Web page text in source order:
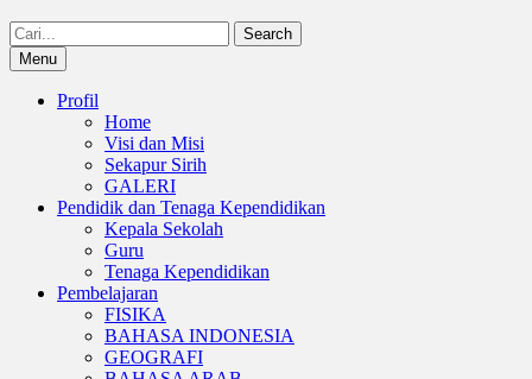
Search
for:Menu
Profil
Home
Visi dan Misi
Sekapur Sirih
GALERI
Pendidik dan Tenaga Kependidikan
Kepala Sekolah
Guru
Tenaga Kependidikan
Pembelajaran
FISIKA
BAHASA INDONESIA
GEOGRAFI